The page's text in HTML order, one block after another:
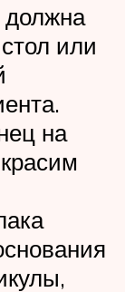
должна
или
на